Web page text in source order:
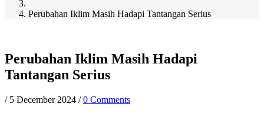
Perubahan Iklim Masih Hadapi Tantangan Serius
Perubahan Iklim Masih Hadapi
Tantangan Serius
/ 5 December 2024 /0 Comments